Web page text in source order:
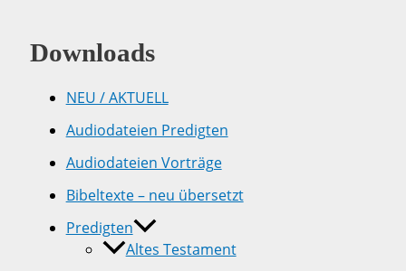
Downloads
NEU / AKTUELL
Audiodateien Predigten
Audiodateien Vorträge
Bibeltexte – neu übersetzt
Predigten
Altes Testament